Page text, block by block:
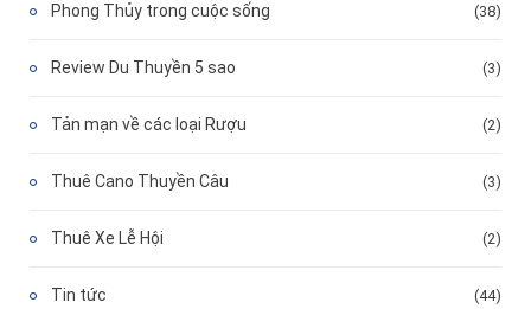
Phong Thủy trong cuộc sống (38)
Review Du Thuyền 5 sao (3)
Tản mạn về các loại Rượu (2)
Thuê Cano Thuyền Câu (3)
Thuê Xe Lễ Hội (2)
Tin tức (44)